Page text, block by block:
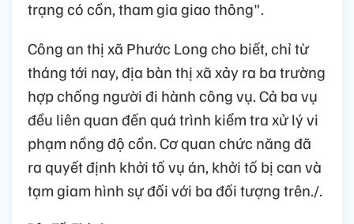
trạng có cồn, tham gia giao thông".
Công an thị xã Phước Long cho biết, chỉ từ
tháng tới nay, địa bàn thị xã xảy ra ba trường
hợp chống người đi hành công vụ. Cả ba vụ
đều liên quan đến quá trình kiểm tra xử lý vi
phạm nồng độ cồn. Cơ quan chức năng đã
ra quyết định khởi tố vụ án, khởi tố bị can và
tạm giam hình sự đối với ba đối tượng trên./.